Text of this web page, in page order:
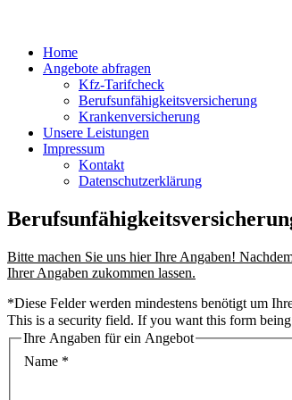
Home
Angebote abfragen
Kfz-Tarifcheck
Berufsunfähigkeitsversicherung
Krankenversicherung
Unsere Leistungen
Impressum
Kontakt
Datenschutzerklärung
Bitte machen Sie uns hier Ihre Angaben!
Ihrer Angaben zukommen lassen.
*Diese Felder werden mindestens benötigt um
This is a security field. If you want this form
Ihre Angaben für ein Angebot
Name *